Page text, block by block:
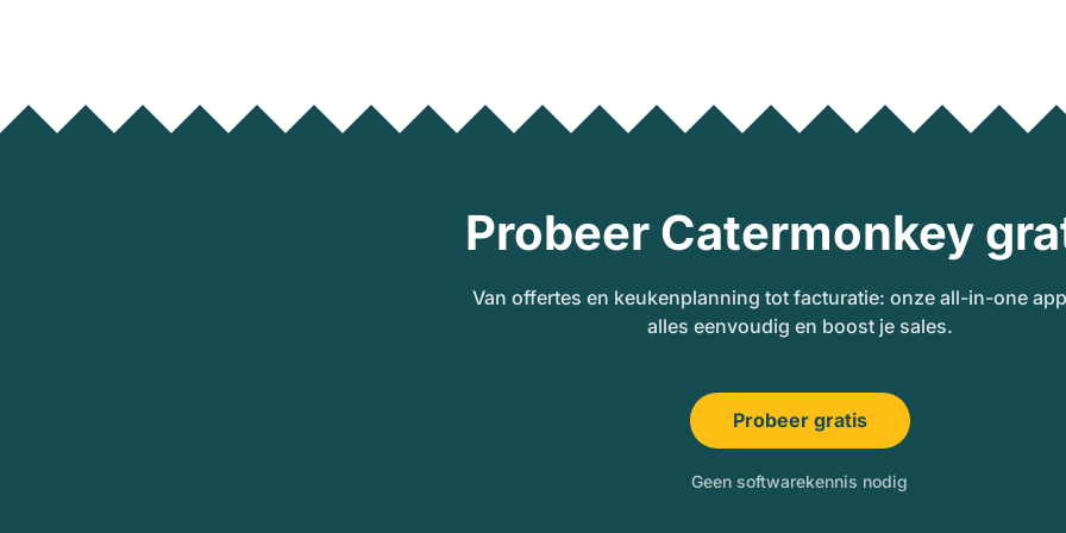
Probeer Catermonkey
Van offertes en keukenplanning tot facturatie: onze all-in-one
alles eenvoudig en boost je sales.
Probeer gratis
Geen softwarekennis nodig